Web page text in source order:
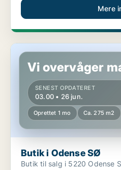
Mere
Butik i Odense SØ
Vi overvåger
SENEST OPDATERET
03.00 • 26 jun.
Oprettet 1 mo Ca. 275 m2
Butik i Odense SØ
Butik til salg i 5220 Odense